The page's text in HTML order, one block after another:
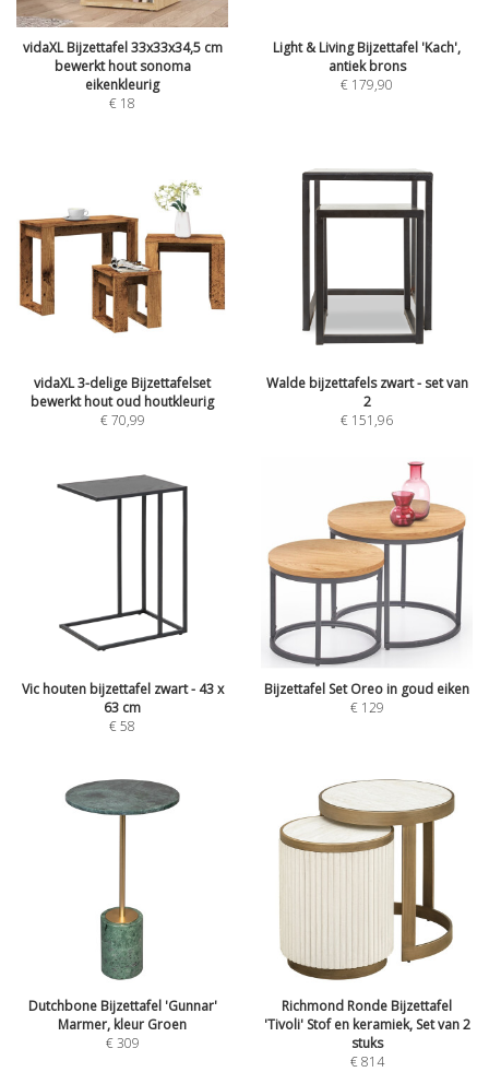
vidaXL Bijzettafel 33x33x34,5 cm
bewerkt hout sonoma
eikenkleurig
€ 18
Light & Living Bijzettafel 'Kach',
antiek brons
€ 179,90
vidaXL 3-delige Bijzettafelset
bewerkt hout oud houtkleurig
€70,99
Walde bijzettafels zwart - set van
2
€ 151,96
Vic houten bijzettafel zwart - 43 x
63 cm
€58
Bijzettafel Set Oreo in goud eiken
€ 129
Dutchbone Bijzettafel 'Gunnar'
Marmer, kleur Groen
€309
Richmond Ronde Bijzettafel
'Tivoli' Stof en keramiek, Set van 2
stuks
€814